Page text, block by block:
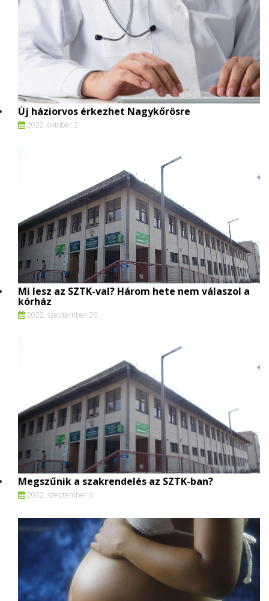
Új háziorvos érkezhet Nagykőrösre
2022. oktober 2.
Mi lesz az SZTK-val? Három hete nem válaszol a
kórház
2022. szeptember 26.
Megszűnik a szakrendelés az SZTK-ban?
2022. szeptember 6.